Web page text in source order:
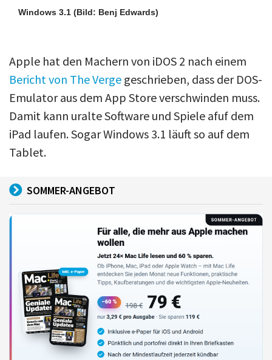
Windows 3.1 (Bild: Benj Edwards)
Apple hat den Machern von iDOS 2 nach einem
Bericht von The Verge geschrieben, dass der DOS-
Emulator aus dem App Store verschwinden muss.
Damit kann uralte Software und Spiele afuf dem
iPad laufen. Sogar Windows 3.1 läuft so auf dem
Tablet.
SOMMER-ANGEBOT